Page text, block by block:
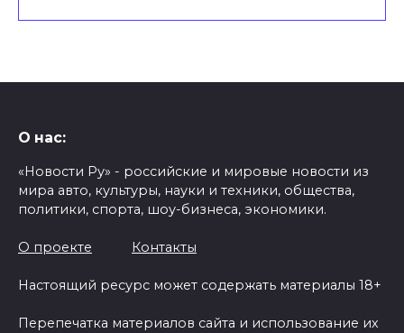
О нас:
«Новости Ру» - российские и мировые новости из
мира авто, культуры, науки и техники, общества,
политики, спорта, шоу-бизнеса, экономики.
О проекте Контакты
Настоящий ресурс может содержать материалы 18+
Перепечатка материалов сайта и использование их